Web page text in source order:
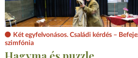
Két egyfelvonásos. Családi kérdés –
szimfónia